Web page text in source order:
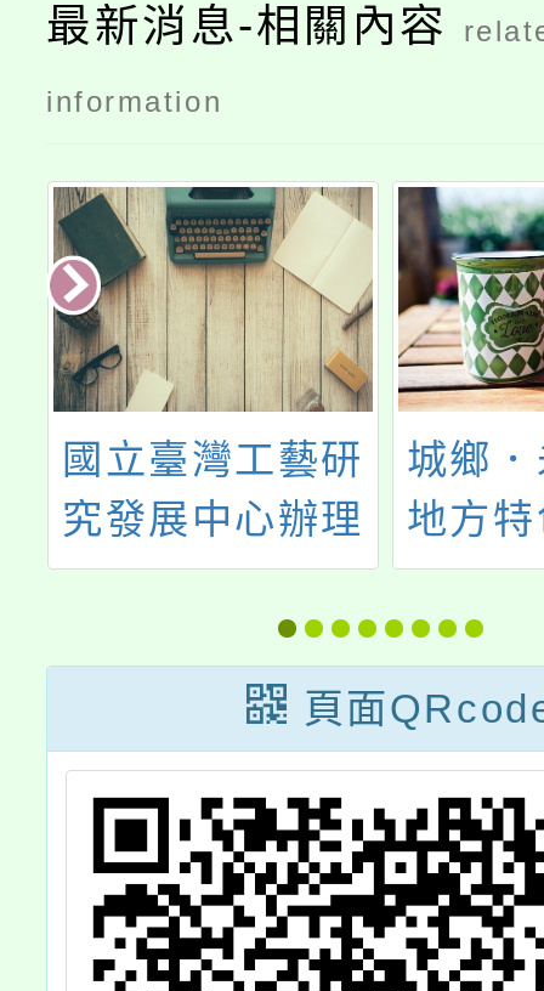
最新消息-相關內容
information
國立臺灣工藝研
究發展中心辦理
「手縫皮革托特
包工作坊」
城鄉
地方
頁面